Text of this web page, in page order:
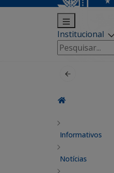
Institucional
Pesquisar
por:
Informativos
Notícias